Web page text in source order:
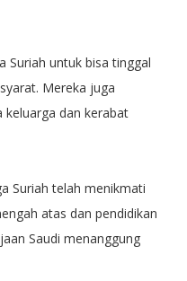
Suriah untuk bisa tinggal
Mereka juga
dan kerabat
Suriah telah menikmati
atas dan pendidikan
Saudi menanggung